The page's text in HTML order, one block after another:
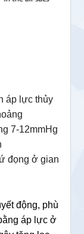
áp lực thủy
7-12mmHg
đọng ở gian
động, phù
áp lực ở